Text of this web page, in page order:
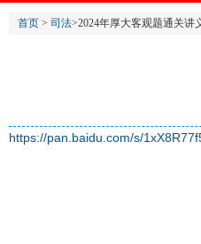
首页 > 司法>2024年厚大客观题通关讲
https://pan.baidu.com/s/